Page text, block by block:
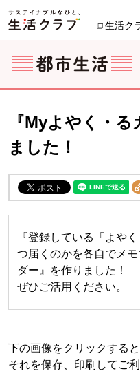
ページの先頭です。
生活ク
ここからサイト内共通メニ
サイト内共通メニューをス
サイト内共通メニューここ
『Myよやく・
ました！
『登録している「よや
つ届くのかを各自でメ
ダー』を作りました！
ぜひご活用ください。
下の画像をクリックする
それを保存、印刷してご利